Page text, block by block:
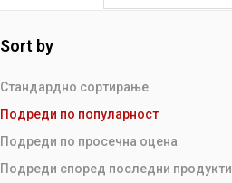
Sort by
Стандардно сортирање
Подреди по популарност
Подреди по просечна оцена
Подреди според последни продукти